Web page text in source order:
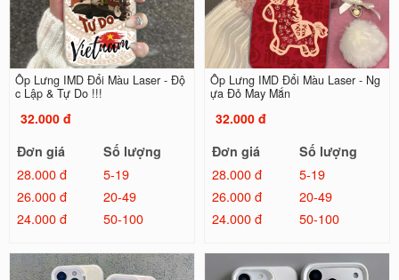
Ốp Lưng IMD Đổi Màu Laser - Độ
c Lập & Tự Do !!!
32.000 đ
Đơn giá
Số lượng
28.000 đ
5-19
26.000 đ
20-49
24.000 đ
50-100
Ốp Lưng IMD Đổi Màu Laser - Ng
ựa Đỏ May Mắn
32.000 đ
Đơn giá
Số lượng
28.000 đ
5-19
26.000 đ
20-49
24.000 đ
50-100